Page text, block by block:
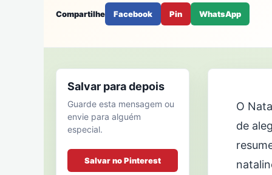
Compartilhe Facebook Pin WhatsApp
Salvar para depois
Guarde esta mensagem ou
envie para alguém
especial.
Salvar no Pinterest
O
de